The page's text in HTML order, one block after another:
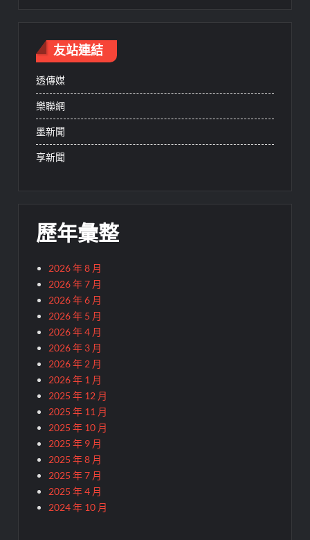
友站連結
透傳媒
樂聯網
墨新聞
享新聞
歷年彙整
2026 年 8 月
2026 年 7 月
2026 年 6 月
2026 年 5 月
2026 年 4 月
2026 年 3 月
2026 年 2 月
2026 年 1 月
2025 年 12 月
2025 年 11 月
2025 年 10 月
2025 年 9 月
2025 年 8 月
2025 年 7 月
2025 年 4 月
2024 年 10 月